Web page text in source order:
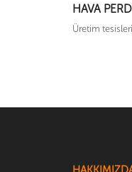
HAVA
Üretim